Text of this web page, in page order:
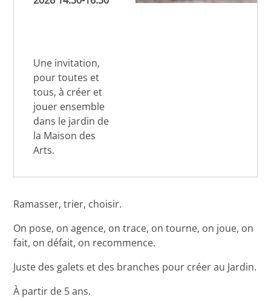
Une invitation,
pour toutes et
tous, à créer et
jouer ensemble
dans le jardin de
la Maison des
Arts.
Ramasser, trier, choisir.
On pose, on agence, on trace, on tourne, on joue, on
fait, on défait, on recommence.
Juste des galets et des branches pour créer au Jardin.
À partir de 5 ans.